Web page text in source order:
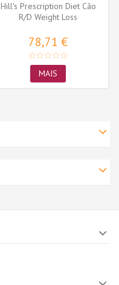
Hill's Prescription Diet Cão
R/D Weight Loss
78,71 €
MAIS